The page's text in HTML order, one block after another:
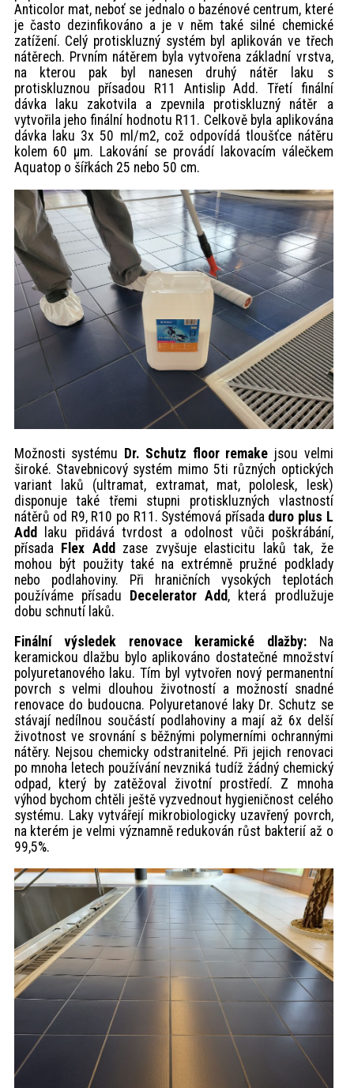
Anticolor mat, neboť se jednalo o bazénové centrum, které
je často dezinfikováno a je v něm také silné chemické
zatížení. Celý protiskluzný systém byl aplikován ve třech
nátěrech. Prvním nátěrem byla vytvořena základní vrstva,
na kterou pak byl nanesen druhý nátěr laku s
protiskluznou přísadou R11 Antislip Add. Třetí finální
dávka laku zakotvila a zpevnila protiskluzný nátěr a
vytvořila jeho finální hodnotu R11. Celkově byla aplikována
dávka laku 3x 50 ml/m2, což odpovídá tloušťce nátěru
kolem 60 µm. Lakování se provádí lakovacím válečkem
Aquatop o šířkách 25 nebo 50 cm.
Možnosti systému Dr. Schutz floor remake jsou velmi
široké. Stavebnicový systém mimo 5ti různých optických
variant laků (ultramat, extramat, mat, pololesk, lesk)
disponuje také třemi stupni protiskluzných vlastností
nátěrů od R9, R10 po R11. Systémová přísada duro plus L
Add
laku přidává tvrdost a odolnost vůči poškrábání,
přísada Flex Add zase zvyšuje elasticitu laků tak, že
mohou být použity také na extrémně pružné podklady
nebo podlahoviny. Při hraničních vysokých teplotách
používáme přísadu
Decelerator Add, která prodlužuje
dobu schnutí laků.
Finální výsledek renovace keramické dlažby: Na
keramickou dlažbu bylo aplikováno dostatečné množství
polyuretanového laku. Tím byl vytvořen nový permanentní
povrch s velmi dlouhou životností a možností snadné
renovace do budoucna. Polyuretanové laky Dr. Schutz se
stávají nedílnou součástí podlahoviny a mají až 6x delší
životnost ve srovnání s běžnými polymerními ochrannými
nátěry. Nejsou chemicky odstranitelné. Při jejich renovaci
po mnoha letech používání nevzniká tudíž žádný chemický
odpad, který by zatěžoval životní prostředí. Z mnoha
výhod bychom chtěli ještě vyzvednout hygieničnost celého
systému. Laky vytvářejí mikrobiologicky uzavřený povrch,
na kterém je velmi významně redukován růst bakterií až o
99,5%.